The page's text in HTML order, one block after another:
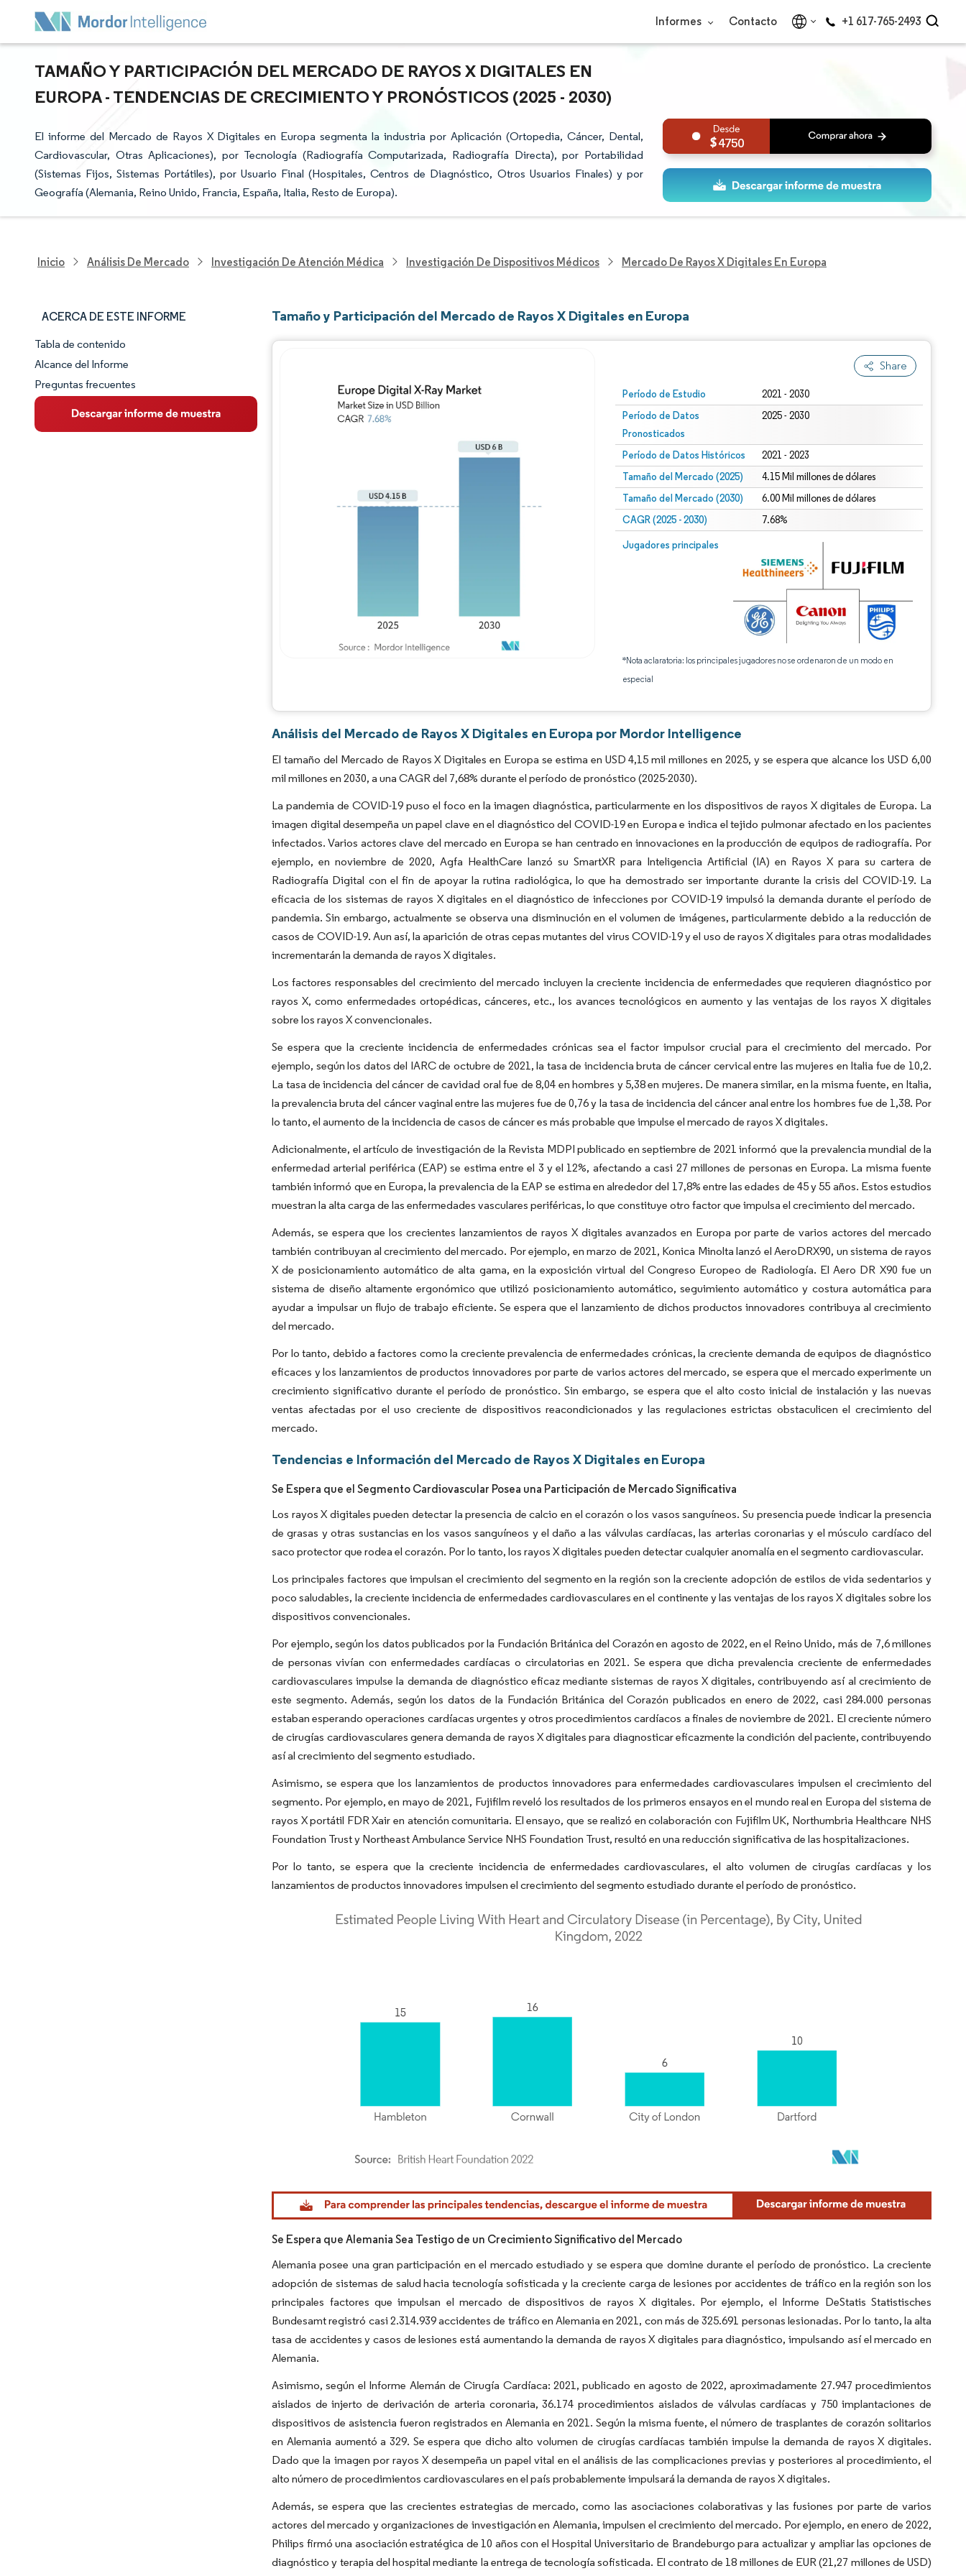
Informes Contacto +1 617-765-2493
TAMAÑO Y PARTICIPACIÓN DEL MERCADO DE RAYOS X DIGITALES EN
EUROPA - TENDENCIAS DE CRECIMIENTO Y PRONÓSTICOS (2025 - 2030)
El informe del Mercado de Rayos X Digitales en Europa segmenta la industria por Aplicación (Ortopedia, Cáncer, Dental,
Cardiovascular, Otras Aplicaciones), por Tecnología (Radiografía Computarizada, Radiografía Directa), por Portabilidad
(Sistemas Fijos, Sistemas Portátiles), por Usuario Final (Hospitales, Centros de Diagnóstico, Otros Usuarios Finales) y por
Geografía (Alemania, Reino Unido, Francia, España, Italia, Resto de Europa).
4750
Inicio Análisis De Mercado Investigación De Atención Médica Investigación De Dispositivos Médicos Mercado De Rayos X Digitales En Europa
ACERCA DE ESTE INFORME
Panorama del Mercado
Visión General del Mercado
Tendencias Principales del Mercado
Tabla de contenido
Alcance del Informe
Preguntas frecuentes
Tamaño y Participación del Mercado de Rayos X Digitales en Europa
Share
Período de Estudio 2021 - 2030
Período de Datos
Pronosticados
2025 - 2030
Período de Datos Históricos 2021 - 2023
Tamaño del Mercado (2025) 4.15 Mil millones de dólares
Tamaño del Mercado (2030) 6.00 Mil millones de dólares
CAGR (2025 - 2030) 7.68%
Jugadores principales
*Nota aclaratoria: los principales jugadores no se ordenaron de un modo en
especial
Análisis del Mercado de Rayos X Digitales en Europa por Mordor Intelligence
El tamaño del Mercado de Rayos X Digitales en Europa se estima en USD 4,15 mil millones en 2025, y se espera que alcance los USD 6,00
mil millones en 2030, a una CAGR del 7,68% durante el período de pronóstico (2025-2030).
La pandemia de COVID-19 puso el foco en la imagen diagnóstica, particularmente en los dispositivos de rayos X digitales de Europa. La
imagen digital desempeña un papel clave en el diagnóstico del COVID-19 en Europa e indica el tejido pulmonar afectado en los pacientes
infectados. Varios actores clave del mercado en Europa se han centrado en innovaciones en la producción de equipos de radiografía. Por
ejemplo, en noviembre de 2020, Agfa HealthCare lanzó su SmartXR para Inteligencia Artificial (IA) en Rayos X para su cartera de
Radiografía Digital con el fin de apoyar la rutina radiológica, lo que ha demostrado ser importante durante la crisis del COVID-19. La
eficacia de los sistemas de rayos X digitales en el diagnóstico de infecciones por COVID-19 impulsó la demanda durante el período de
pandemia. Sin embargo, actualmente se observa una disminución en el volumen de imágenes, particularmente debido a la reducción de
casos de COVID-19. Aun así, la aparición de otras cepas mutantes del virus COVID-19 y el uso de rayos X digitales para otras modalidades
incrementarán la demanda de rayos X digitales.
Los factores responsables del crecimiento del mercado incluyen la creciente incidencia de enfermedades que requieren diagnóstico por
rayos X, como enfermedades ortopédicas, cánceres, etc., los avances tecnológicos en aumento y las ventajas de los rayos X digitales
sobre los rayos X convencionales.
Se espera que la creciente incidencia de enfermedades crónicas sea el factor impulsor crucial para el crecimiento del mercado. Por
ejemplo, según los datos del IARC de octubre de 2021, la tasa de incidencia bruta de cáncer cervical entre las mujeres en Italia fue de 10,2.
La tasa de incidencia del cáncer de cavidad oral fue de 8,04 en hombres y 5,38 en mujeres. De manera similar, en la misma fuente, en Italia,
la prevalencia bruta del cáncer vaginal entre las mujeres fue de 0,76 y la tasa de incidencia del cáncer anal entre los hombres fue de 1,38. Por
lo tanto, el aumento de la incidencia de casos de cáncer es más probable que impulse el mercado de rayos X digitales.
Adicionalmente, el artículo de investigación de la Revista MDPI publicado en septiembre de 2021 informó que la prevalencia mundial de la
enfermedad arterial periférica (EAP) se estima entre el 3 y el 12%, afectando a casi 27 millones de personas en Europa. La misma fuente
también informó que en Europa, la prevalencia de la EAP se estima en alrededor del 17,8% entre las edades de 45 y 55 años. Estos estudios
muestran la alta carga de las enfermedades vasculares periféricas, lo que constituye otro factor que impulsa el crecimiento del mercado.
Además, se espera que los crecientes lanzamientos de rayos X digitales avanzados en Europa por parte de varios actores del mercado
también contribuyan al crecimiento del mercado. Por ejemplo, en marzo de 2021, Konica Minolta lanzó el AeroDRX90, un sistema de rayos
X de posicionamiento automático de alta gama, en la exposición virtual del Congreso Europeo de Radiología. El Aero DR X90 fue un
sistema de diseño altamente ergonómico que utilizó posicionamiento automático, seguimiento automático y costura automática para
ayudar a impulsar un flujo de trabajo eficiente. Se espera que el lanzamiento de dichos productos innovadores contribuya al crecimiento
del mercado.
Por lo tanto, debido a factores como la creciente prevalencia de enfermedades crónicas, la creciente demanda de equipos de diagnóstico
eficaces y los lanzamientos de productos innovadores por parte de varios actores del mercado, se espera que el mercado experimente un
crecimiento significativo durante el período de pronóstico. Sin embargo, se espera que el alto costo inicial de instalación y las nuevas
ventas afectadas por el uso creciente de dispositivos reacondicionados y las regulaciones estrictas obstaculicen el crecimiento del
mercado.
Tendencias e Información del Mercado de Rayos X Digitales en Europa
Se Espera que el Segmento Cardiovascular Posea una Participación de Mercado Significativa
Los rayos X digitales pueden detectar la presencia de calcio en el corazón o los vasos sanguíneos. Su presencia puede indicar la presencia
de grasas y otras sustancias en los vasos sanguíneos y el daño a las válvulas cardíacas, las arterias coronarias y el músculo cardíaco del
saco protector que rodea el corazón. Por lo tanto, los rayos X digitales pueden detectar cualquier anomalía en el segmento cardiovascular.
Los principales factores que impulsan el crecimiento del segmento en la región son la creciente adopción de estilos de vida sedentarios y
poco saludables, la creciente incidencia de enfermedades cardiovasculares en el continente y las ventajas de los rayos X digitales sobre los
dispositivos convencionales.
Por ejemplo, según los datos publicados por la Fundación Británica del Corazón en agosto de 2022, en el Reino Unido, más de 7,6 millones
de personas vivían con enfermedades cardíacas o circulatorias en 2021. Se espera que dicha prevalencia creciente de enfermedades
cardiovasculares impulse la demanda de diagnóstico eficaz mediante sistemas de rayos X digitales, contribuyendo así al crecimiento de
este segmento. Además, según los datos de la Fundación Británica del Corazón publicados en enero de 2022, casi 284.000 personas
estaban esperando operaciones cardíacas urgentes y otros procedimientos cardíacos a finales de noviembre de 2021. El creciente número
de cirugías cardiovasculares genera demanda de rayos X digitales para diagnosticar eficazmente la condición del paciente, contribuyendo
así al crecimiento del segmento estudiado.
Asimismo, se espera que los lanzamientos de productos innovadores para enfermedades cardiovasculares impulsen el crecimiento del
segmento. Por ejemplo, en mayo de 2021, Fujifilm reveló los resultados de los primeros ensayos en el mundo real en Europa del sistema de
rayos X portátil FDR Xair en atención comunitaria. El ensayo, que se realizó en colaboración con Fujifilm UK, Northumbria Healthcare NHS
Foundation Trust y Northeast Ambulance Service NHS Foundation Trust, resultó en una reducción significativa de las hospitalizaciones.
Por lo tanto, se espera que la creciente incidencia de enfermedades cardiovasculares, el alto volumen de cirugías cardíacas y los
lanzamientos de productos innovadores impulsen el crecimiento del segmento estudiado durante el período de pronóstico.
Imagen © Mordor Intelligence. El uso requiere atribución según CC BY 4.0.
Se Espera que Alemania Sea Testigo de un Crecimiento Significativo del Mercado
Alemania posee una gran participación en el mercado estudiado y se espera que domine durante el período de pronóstico. La creciente
adopción de sistemas de salud hacia tecnología sofisticada y la creciente carga de lesiones por accidentes de tráfico en la región son los
principales factores que impulsan el mercado de dispositivos de rayos X digitales. Por ejemplo, el Informe DeStatis Statistisches
Bundesamt registró casi 2.314.939 accidentes de tráfico en Alemania en 2021, con más de 325.691 personas lesionadas. Por lo tanto, la alta
tasa de accidentes y casos de lesiones está aumentando la demanda de rayos X digitales para diagnóstico, impulsando así el mercado en
Alemania.
Asimismo, según el Informe Alemán de Cirugía Cardíaca: 2021, publicado en agosto de 2022, aproximadamente 27.947 procedimientos
aislados de injerto de derivación de arteria coronaria, 36.174 procedimientos aislados de válvulas cardíacas y 750 implantaciones de
dispositivos de asistencia fueron registrados en Alemania en 2021. Según la misma fuente, el número de trasplantes de corazón solitarios
en Alemania aumentó a 329. Se espera que dicho alto volumen de cirugías cardíacas también impulse la demanda de rayos X digitales.
Dado que la imagen por rayos X desempeña un papel vital en el análisis de las complicaciones previas y posteriores al procedimiento, el
alto número de procedimientos cardiovasculares en el país probablemente impulsará la demanda de rayos X digitales.
Además, se espera que las crecientes estrategias de mercado, como las asociaciones colaborativas y las fusiones por parte de varios
actores del mercado y organizaciones de investigación en Alemania, impulsen el crecimiento del mercado. Por ejemplo, en enero de 2022,
Philips firmó una asociación estratégica de 10 años con el Hospital Universitario de Brandeburgo para actualizar y ampliar las opciones de
diagnóstico y terapia del hospital mediante la entrega de tecnología sofisticada. El contrato de 18 millones de EUR (21,27 millones de USD)